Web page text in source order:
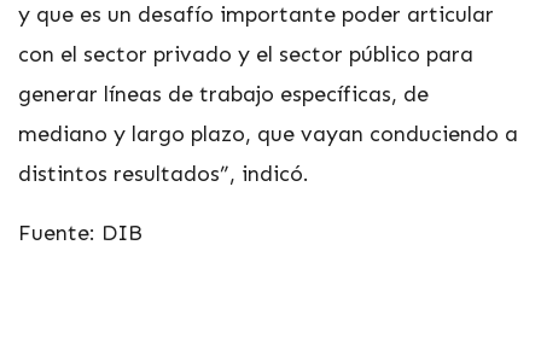
y que es un desafío importante poder articular
con el sector privado y el sector público para
generar líneas de trabajo específicas, de
mediano y largo plazo, que vayan conduciendo a
distintos resultados”, indicó.
Fuente: DIB